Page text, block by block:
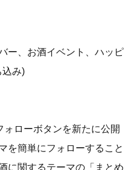
ー、お酒イベント、ハッピ
込み)
ローボタンを新たに公開
を簡単にフォローすること
に関するテーマの「まとめ